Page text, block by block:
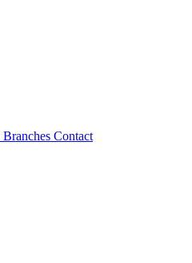
Branches Contact